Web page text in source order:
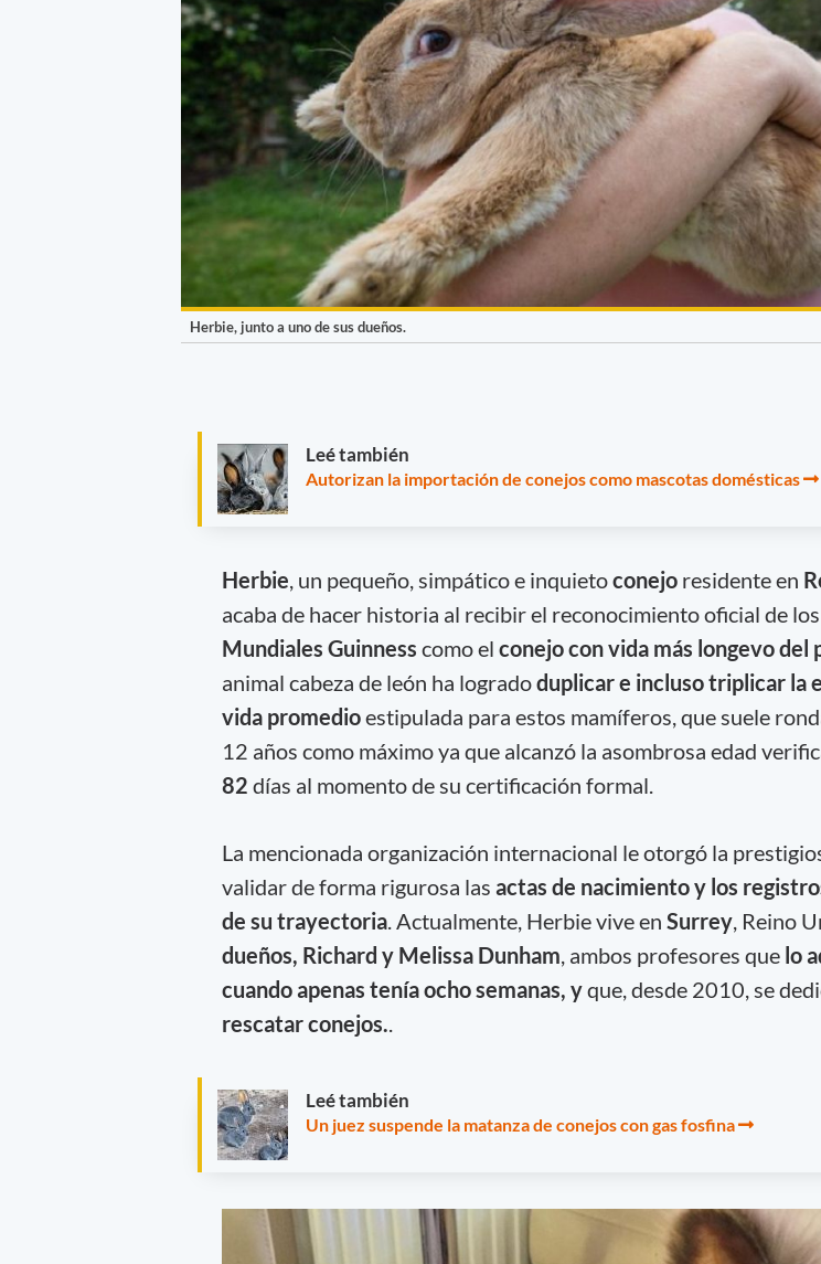
Herbie, junto a uno de sus dueños.
Leé también
Autorizan la importación de conejos como mascotas domésticas
Herbie , un pequeño, simpático e inquietoconejo residente en
acaba de hacer historia al recibir el reconocimiento oficial de los
Mundiales Guinness como el conejo con vida más longevo del
animal cabeza de león ha logradoduplicar e incluso triplicar la
vida promedioestipulada para estos mamíferos, que suele
12 años como máximo ya que alcanzó la asombrosa edad
82 días al momento de su certificación formal.
La mencionada organización internacional le otorgó la
validar de forma rigurosa las actas de nacimiento y los
de su trayectoria. Actualmente, Herbie vive en Surrey, Reino
dueños, Richard y Melissa Dunham, ambos profesores quelo
cuando apenas tenía ocho semanas, yque, desde 2010, se
rescatar conejos..
Leé también
Un juez suspende la matanza de conejos con gas fosfina